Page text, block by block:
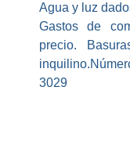
Agua y luz
Gastos de
precio.
3029